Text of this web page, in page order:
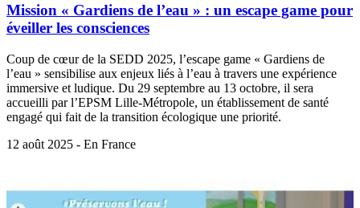
Mission « Gardiens de l’eau » : un escape game pour
éveiller les consciences
Coup de cœur de la SEDD 2025, l’escape game « Gardiens de
l’eau » sensibilise aux enjeux liés à l’eau à travers une expérience
immersive et ludique. Du 29 septembre au 13 octobre, il sera
accueilli par l’EPSM Lille-Métropole, un établissement de santé
engagé qui fait de la transition écologique une priorité.
12 août 2025 - En France